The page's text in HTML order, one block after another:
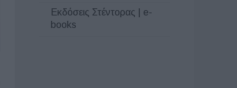
Εκδόσεις Στέντορας | e-
books